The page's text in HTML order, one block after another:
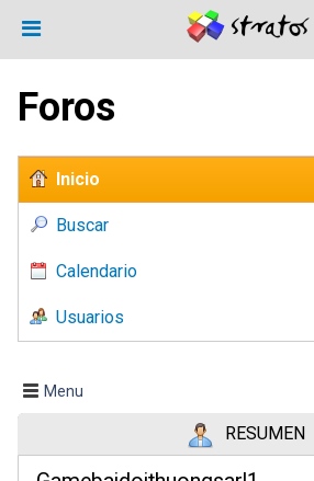
Foros
Inicio
Buscar
Calendario
Usuarios
Menu
RESUMEN